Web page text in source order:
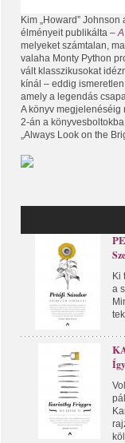
Kim „Howard”
élményeit publikálta –
melyeket számtalan,
valaha Monty Python
vált klasszikusokat
kínál – eddig
amely a legendás
A könyv megjelenéséig
2-án a
„Always Look on the
Ki
a